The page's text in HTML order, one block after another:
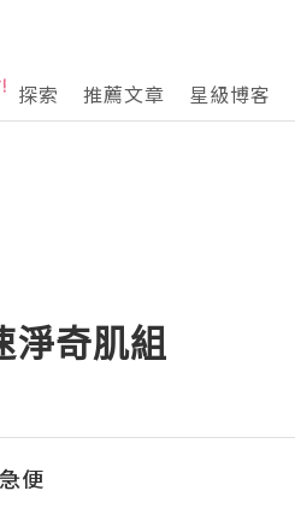
探索 推薦文章 星級博客
淨奇肌組
便